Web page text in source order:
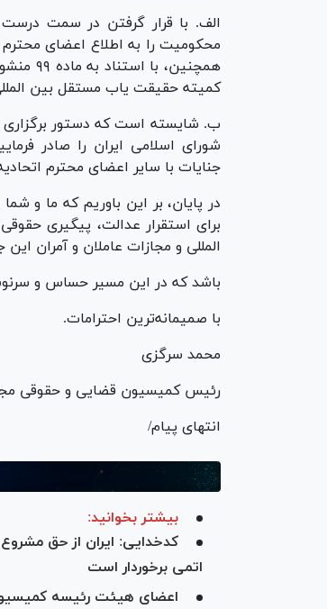
الف. با قرار گرفتن در سمت درست
کمیته حقیقت یاب مستقل بین
ب. شایسته است که دستور
شورای اسلامی ایران را صادر
جنایات با سایر اعضای محترم
در پایان، بر این باوریم که ما و
برای استقرار عدالت، پیگیری
المللی و مجازات عاملان و آمران
باشد که در این مسیر حساس و
با صمیمانه‌ترین احترامات.
محمد سرگزی
رئیس کمیسیون قضایی و حقوقی
انتهای پیام/
بیشتر بخوانید:
کدخدایی: ایران از حق
اتمی برخوردار است
اعضای هیئت رئیسه